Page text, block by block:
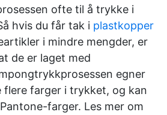
ofte til å trykke i
hvis du får tak i plastkopper
i mindre mengder, er
de er laget med
egner
flere farger i trykket, og kan
farger. Les mer om